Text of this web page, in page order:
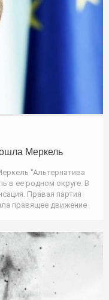
Меркель
"Альтернатива
в ее родном округе. В
Правая партия
правящее движение